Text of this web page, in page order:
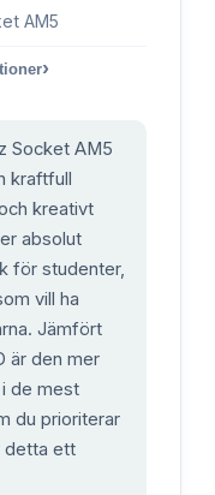
AM5
›
Socket AM5
kraftfull
kreativt
absolut
för studenter,
vill ha
Jämfört
är den mer
de mest
du prioriterar
detta ett